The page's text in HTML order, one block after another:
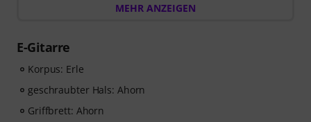
einen Onlinekurs von music2me im Wert von EUR
zugesendet. Das music2me Abo endet nach Ablauf
automatisch.
Music2Me, dein Online-Lernportal für Musik mit einem
pädagogischen Konzept von studierten Musiklehrern.
Ausgezeichnet mit dem deutschen Bildungs-Award
MEHR ANZEIGEN
E-Gitarre
Korpus: Erle
geschraubter Hals: Ahorn
Griffbrett: Ahorn